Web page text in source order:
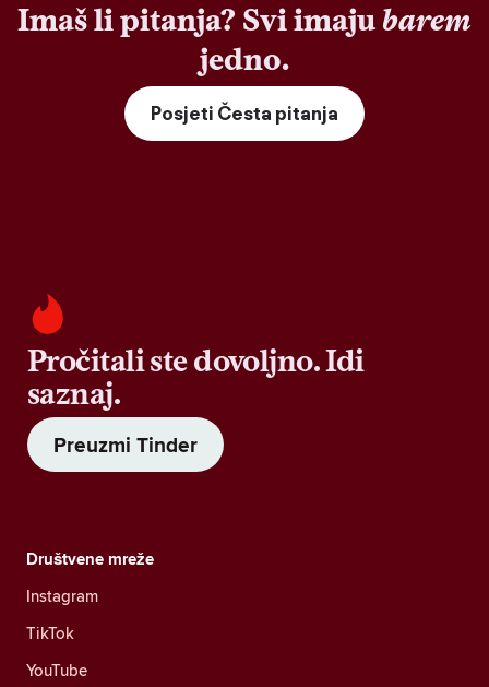
Imaš li pitanja? Svi imaju barem
jedno.
Posjeti Česta pitanja
Pročitali ste dovoljno. Idi
saznaj.
Preuzmi Tinder
Društvene mreže
Instagram
TikTok
YouTube